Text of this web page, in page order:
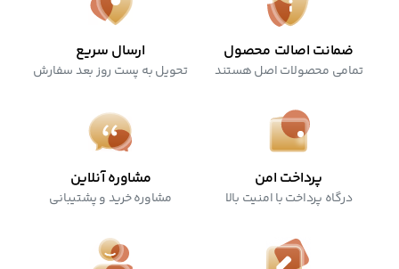
ضمانت اصالت محصول
تمامی محصولات اصل هستند
ارسال سریع
تحویل به پست روز بعد سفارش
پرداخت امن
درگاه پرداخت با امنیت بالا
مشاوره آنلاین
مشاوره خرید و پشتیبانی